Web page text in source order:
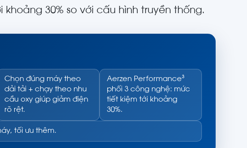
30% so với cấu hình truyền thống.
Chọn đúng máy theo
dải tải + chạy theo nhu
cầu oxy giúp giảm điện
rõ rệt.
Aerzen Performance³
phối 3 công nghệ: mức
tiết kiệm tới khoảng
30%.
tối ưu thêm.